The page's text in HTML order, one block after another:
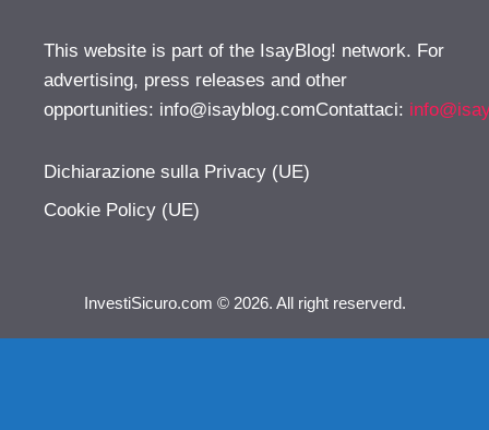
This website is part of the IsayBlog! network. For
advertising, press releases and other
opportunities: info@isayblog.comContattaci:
Dichiarazione sulla Privacy (UE)
Cookie Policy (UE)
InvestiSicuro.com © 2026. All right reserverd.